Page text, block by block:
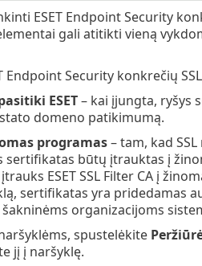
ESET Endpoint Security
gali atitikti vieną
Endpoint Security konkrečių
ESET– kai įjungta, ryšys
domeno patikimumą.
programas– tam, kad
sertifikatas būtų įtrauktas į
ESET SSL Filter CA į
sertifikatas yra pridedamas
organizacijoms
spustelėkite
jį į naršyklę.